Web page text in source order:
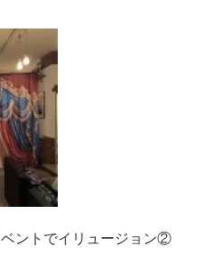
ントでイリュージョン②